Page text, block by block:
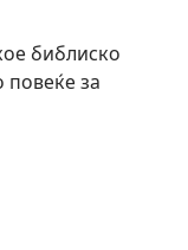
библиско
за